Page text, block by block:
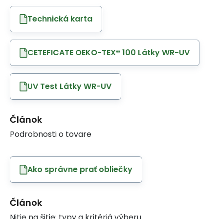
Technická karta
CETEFICATE OEKO-TEX® 100 Látky WR-UV
UV Test Látky WR-UV
Článok
Podrobnosti o tovare
Ako správne prať obliečky
Článok